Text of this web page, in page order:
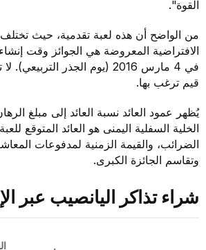
القوة".
من الواضح أن هذه لعبة تقدمية، حيث تختلف
الافتراضية المعروضة هي الجوائز وقت إنشاء
في 4 مارس 2016 (يوم الجذر
قيم ترغب بها.
يُظهر عمود العائد نسبة العائد إلى مبلغ
الخلية السفلية اليمنى هو العائد المتوقع
الضرائب، والقيمة الزمنية لمدفوعات
وتقاسم الجائزة الكبرى.
شراء تذاكر اليانصيب عبر